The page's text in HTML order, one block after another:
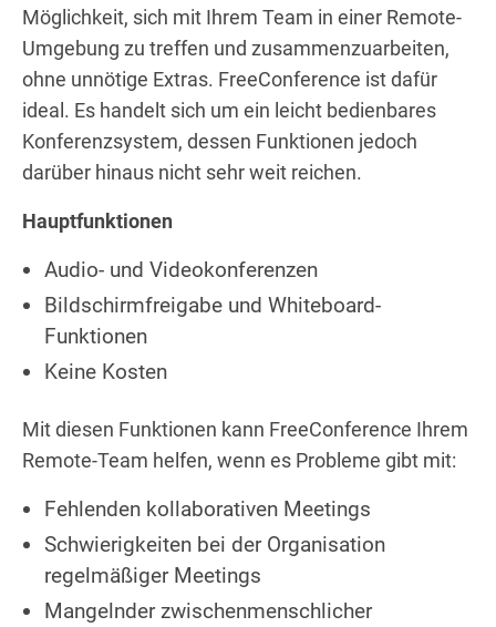
Möglichkeit, sich mit Ihrem Team in einer Remote-
Umgebung zu treffen und zusammenzuarbeiten,
ohne unnötige Extras. FreeConference ist dafür
ideal. Es handelt sich um ein leicht bedienbares
Konferenzsystem, dessen Funktionen jedoch
darüber hinaus nicht sehr weit reichen.
Hauptfunktionen
Audio- und Videokonferenzen
Bildschirmfreigabe und Whiteboard-
Funktionen
Keine Kosten
Mit diesen Funktionen kann FreeConference Ihrem
Remote-Team helfen, wenn es Probleme gibt mit:
Fehlenden kollaborativen Meetings
Schwierigkeiten bei der Organisation
regelmäßiger Meetings
Mangelnder zwischenmenschlicher